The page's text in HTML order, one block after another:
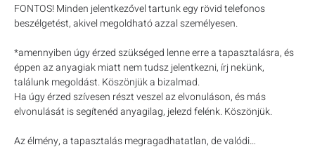
FONTOS! Minden jelentkezővel tartunk egy rövid telefonos
beszélgetést, akivel megoldható azzal személyesen.
*amennyiben úgy érzed szükséged lenne erre a tapasztalásra, és
éppen az anyagiak miatt nem tudsz jelentkezni, írj nekünk,
találunk megoldást. Köszönjük a bizalmad.
Ha úgy érzed szívesen részt veszel az elvonuláson, és más
elvonulását is segítenéd anyagilag, jelezd felénk. Köszönjük.
Az élmény, a tapasztalás megragadhatatlan, de valódi…